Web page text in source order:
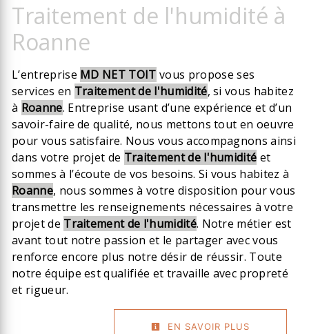
Traitement de l'humidité à
Roanne
L’entreprise MD NET TOIT vous propose ses
services en Traitement de l'humidité, si vous habitez
à Roanne. Entreprise usant d’une expérience et d’un
savoir-faire de qualité, nous mettons tout en oeuvre
pour vous satisfaire. Nous vous accompagnons ainsi
dans votre projet de Traitement de l'humidité et
sommes à l’écoute de vos besoins. Si vous habitez à
Roanne, nous sommes à votre disposition pour vous
transmettre les renseignements nécessaires à votre
projet de Traitement de l'humidité. Notre métier est
avant tout notre passion et le partager avec vous
renforce encore plus notre désir de réussir. Toute
notre équipe est qualifiée et travaille avec propreté
et rigueur.
EN SAVOIR PLUS